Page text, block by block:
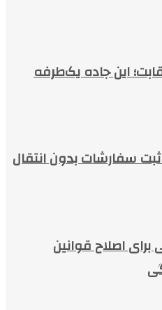
رقابت؛ این جاده یک‌طرفه
ثبت سفارشات بدون انتقال
اصلاح قوانین